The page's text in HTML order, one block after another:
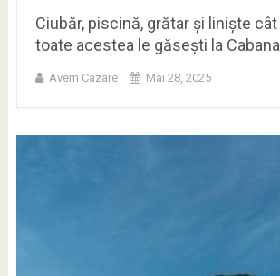
Ciubăr, piscină, grătar și liniște
toate acestea le găsești la
Avem Cazare Mai 28, 2025